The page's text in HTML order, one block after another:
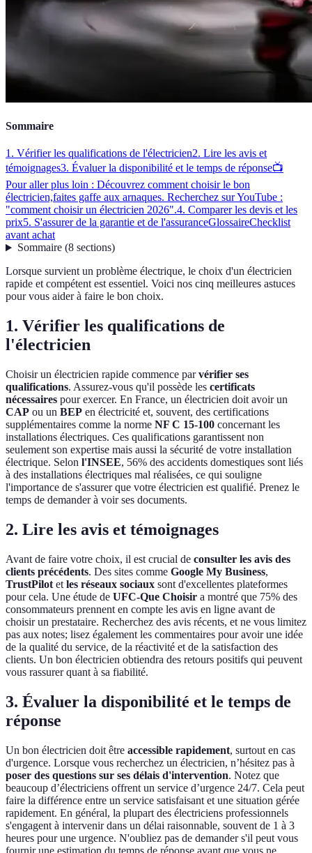
Sommaire
1. Vérifier les qualifications de l'électricien2. Lire les avis et
témoignages3. Évaluer la disponibilité et le temps de réponse📺
Pour aller plus loin : Découvrez comment choisir le bon
électricien,faites gaffe aux arnaques. Recherchez sur YouTube :
"comment choisir un électricien 2026".4. Comparer les devis et les
prix5. S'assurer de la garantie et de l'assuranceGlossaireChecklist
avant achat
Sommaire(8 sections)
Lorsque survient un problème électrique, le choix d'un électricien
rapide et compétent est essentiel. Voici nos cinq meilleures astuces
pour vous aider à faire le bon choix.
1. Vérifier les qualifications de
l'électricien
Choisir un électricien rapide commence parvérifier ses
qualifications. Assurez-vous qu'il possède les certificats
nécessaires pour exercer. En France, un électricien doit avoir un
CAP ou un BEP en électricité et, souvent, des certifications
supplémentaires comme la norme NF C 15-100 concernant les
installations électriques. Ces qualifications garantissent non
seulement son expertise mais aussi la sécurité de votre installation
électrique. Selon l'INSEE, 56% des accidents domestiques sont liés
à des installations électriques mal réalisées, ce qui souligne
l'importance de s'assurer que votre électricien est qualifié. Prenez le
temps de demander à voir ses documents.
2. Lire les avis et témoignages
Avant de faire votre choix, il est crucial de consulter les avis des
clients précédents. Des sites comme Google My Business,
TrustPilot et les réseaux sociaux sont d'excellentes plateformes
pour cela. Une étude de UFC-Que Choisir a montré que 75% des
consommateurs prennent en compte les avis en ligne avant de
choisir un prestataire. Recherchez des avis récents, et ne vous limitez
pas aux notes; lisez également les commentaires pour avoir une idée
de la qualité du service, de la réactivité et de la satisfaction des
clients. Un bon électricien obtiendra des retours positifs qui peuvent
vous rassurer quant à sa fiabilité.
3. Évaluer la disponibilité et le temps de
réponse
Un bon électricien doit être accessible rapidement, surtout en cas
d'urgence. Lorsque vous recherchez un électricien, n’hésitez pas à
poser des questions sur ses délais d'intervention. Notez que
beaucoup d’électriciens offrent un service d’urgence 24/7. Cela peut
faire la différence entre un service satisfaisant et une situation gérée
rapidement. En général, la plupart des électriciens professionnels
s'engagent à intervenir dans un délai raisonnable, souvent de 1 à 3
heures pour une urgence. N'oubliez pas de demander s'il peut vous
fournir une estimation du temps de réponse avant que vous ne